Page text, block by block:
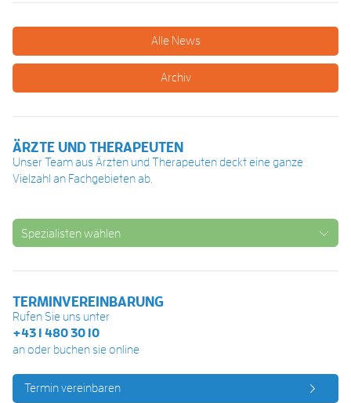
Alle News
Archiv
ÄRZTE UND THERAPEUTEN
Unser Team aus Ärzten und Therapeuten deckt eine ganze
Vielzahl an Fachgebieten ab.
Spezialisten wählen
TERMINVEREINBARUNG
Rufen Sie uns unter
+43 1 480 30 10
an oder buchen sie online
Termin vereinbaren